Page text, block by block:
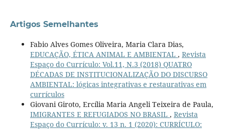
Artigos Semelhantes
Fabio Alves Gomes Oliveira, Maria Clara Dias,
EDUCAÇÃO, ÉTICA ANIMAL E AMBIENTAL , Revista
Espaço do Currículo: Vol.11, N.3 (2018) QUATRO
DÉCADAS DE INSTITUCIONALIZAÇÃO DO DISCURSO
AMBIENTAL: lógicas integrativas e restaurativas em
currículos
Giovani Giroto, Ercília Maria Angeli Teixeira de Paula,
IMIGRANTES E REFUGIADOS NO BRASIL , Revista
Espaço do Currículo: v. 13 n. 1 (2020): CURRÍCULO: